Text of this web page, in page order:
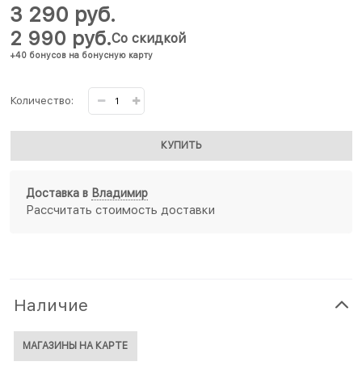
2 990 руб.
+40 бонусов на бонусную карту
Со скидкой
3 290 руб.
Количество:
КУПИТЬ
Доставка в Владимир
Рассчитать стоимость доставки
Наличие
МАГАЗИНЫ НА КАРТЕ